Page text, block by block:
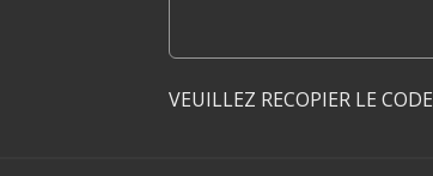
VEUILLEZ RECOPIER LE CODE